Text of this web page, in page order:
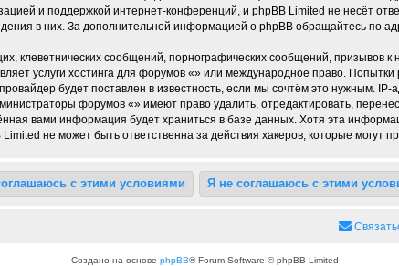
и поддержкой интернет-конференций, и phpBB Limited не несёт
в них. За дополнительной информацией о phpBB обращайтесь по
клеветнических сообщений, порнографических сообщений, призывов
услуги хостинга для форумов «» или международное право.
будет поставлен в известность, если мы сочтём это нужным.
форумов «» имеют право удалить, отредактировать,
вами информация будет храниться в базе данных. Хотя эта
не может быть ответственна за действия хакеров, которые могут
Создано на основе phpBB® Forum Software © phpBB Limited